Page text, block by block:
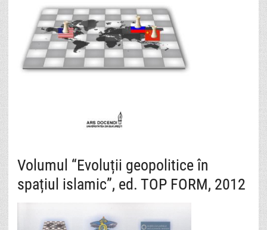
Volumul “Evoluții geopolitice în
spațiul islamic”, ed. TOP FORM, 2012